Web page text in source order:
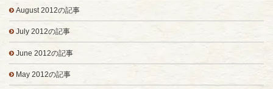
August 2012の記事
July 2012の記事
June 2012の記事
May 2012の記事